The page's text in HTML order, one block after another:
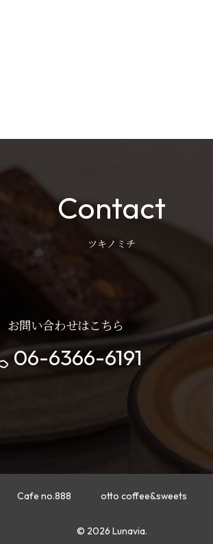
Contact
ツキノミチ
お問い合わせはこちら
06-6366-6191
Cafe no.888 otto coffee&sweets
© 2026 Lunavia.